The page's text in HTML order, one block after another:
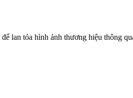
lan tỏa hình ảnh thương hiệu thông